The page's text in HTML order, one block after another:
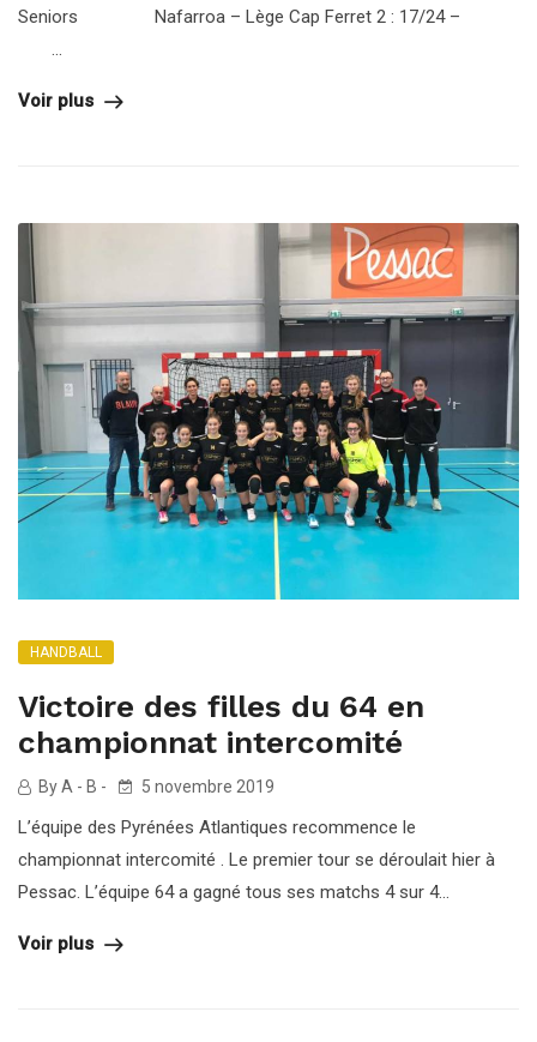
Seniors Nafarroa – Lège Cap Ferret 2 : 17/24 –
...
Voir plus
HANDBALL
Victoire des filles du 64 en
championnat intercomité
By A - B - 5 novembre 2019
L’équipe des Pyrénées Atlantiques recommence le
championnat intercomité . Le premier tour se déroulait hier à
Pessac. L’équipe 64 a gagné tous ses matchs 4 sur 4...
Voir plus